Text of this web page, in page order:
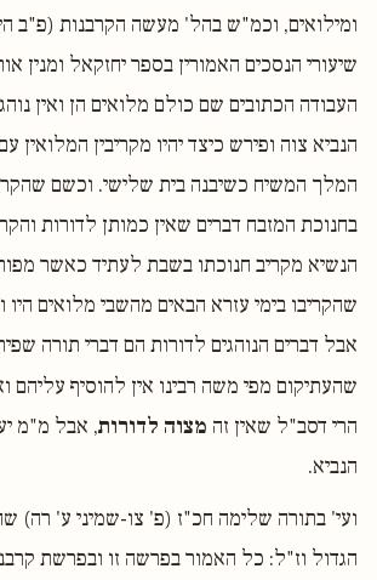
ומילואים, וכמ"ש בהל' מעשה הקרבנות (פ"ב
שיעורי הנסכים האמורין בספר יחזקאל ומנין
העבודה הכתובים שם כולם מלואים הן ואין
הנביא צוה ופירש כיצד יהיו מקריבין המלואין
המלך המשיח כשיבנה בית שלישי. וכשם
בחנוכת המזבח דברים שאין כמותן לדורות
הנשיא מקריב חנוכתו בשבת לעתיד כאשר
שהקריבו בימי עזרא הבאים מהשבי מלואים היו
אבל דברים הנוהגים לדורות הם דברי תורה
שהעתיקום מפי משה רבינו אין להוסיף עליהם
הרי דסב"ל שאין זה מצוה לדורות, אבל מ"מ
הנביא.
ועי' בתורה שלימה חכ"ז (פ' צו-שמיני ע' רה)
הגדול וז"ל: כל האמור בפרשה זו ובפרשת